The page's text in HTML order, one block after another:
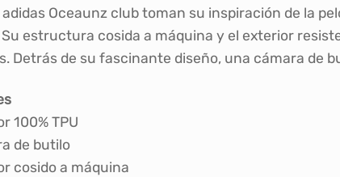
Oceaunz club toman su inspiración de la
Su estructura cosida a máquina y el exterior
Detrás de su fascinante diseño, una cámara de
100% TPU
de butilo
cosido a máquina